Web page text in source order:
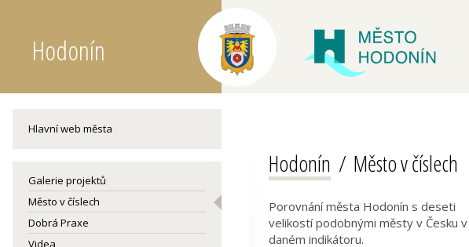
Hodonín
Hlavní web města
Galerie projektů
Město v číslech
Dobrá Praxe
Videa
Hodonín Město v číslech
Porovnání města Hodonín s deseti
velikostí podobnými městy v Česku v
daném indikátoru.